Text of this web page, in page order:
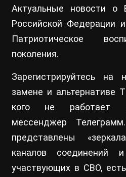
Актуальные новости о
Российской Федерации
Патриотическое
поколения.
Зарегистрируйтесь на
замене и альтернативе
кого не работает
мессенджер
представлены
каналов соединений
участвующих в СВО,